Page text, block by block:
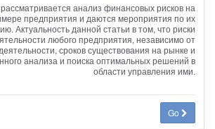
анализ финансовых рисков на
предприятия и даются мероприятия по их
Актуальность данной статьи в том, что риски
любого предприятия, независимо от
сроков существования на рынке и
анализа и поиска оптимальных решений в
области управления ими.
Go